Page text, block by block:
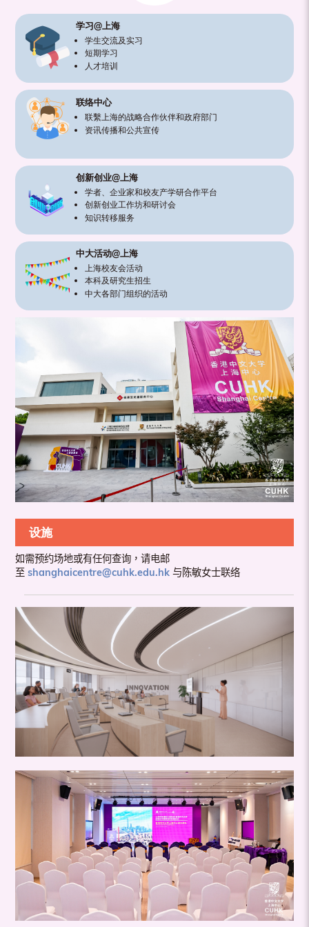
（内
地
区）
学习@上海
学生交流及实习
短期学习
人才培训
联络中心
联繫上海的战略合作伙伴和政府部门
资讯传播和公共宣传
创新创业@上海
学者、企业家和校友产学研合作平台
创新创业工作坊和研讨会
知识转移服务
中大活动@上海
上海校友会活动
本科及研究生招生
中大各部门组织的活动
设施
如需预约场地或有任何查询，请电邮
至 shanghaicentre@cuhk.edu.hk 与陈敏女士联络